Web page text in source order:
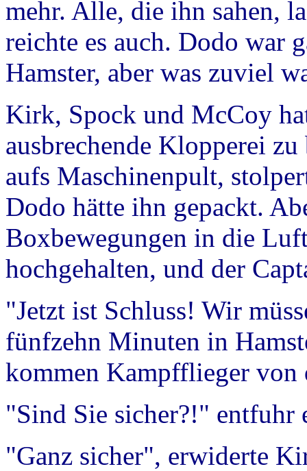
mehr. Alle, die ihn sahen,
reichte es auch. Dodo war
Hamster, aber was zuviel
Kirk, Spock und McCoy
ausbrechende Klopperei
aufs Maschinenpult,
Dodo hätte ihn gepackt.
Boxbewegungen in die
hochgehalten, und der
"Jetzt ist Schluss! Wir
fünfzehn Minuten in
kommen Kampfflieger von
"Sind Sie sicher?!" entfuhr
"Ganz sicher", erwiderte